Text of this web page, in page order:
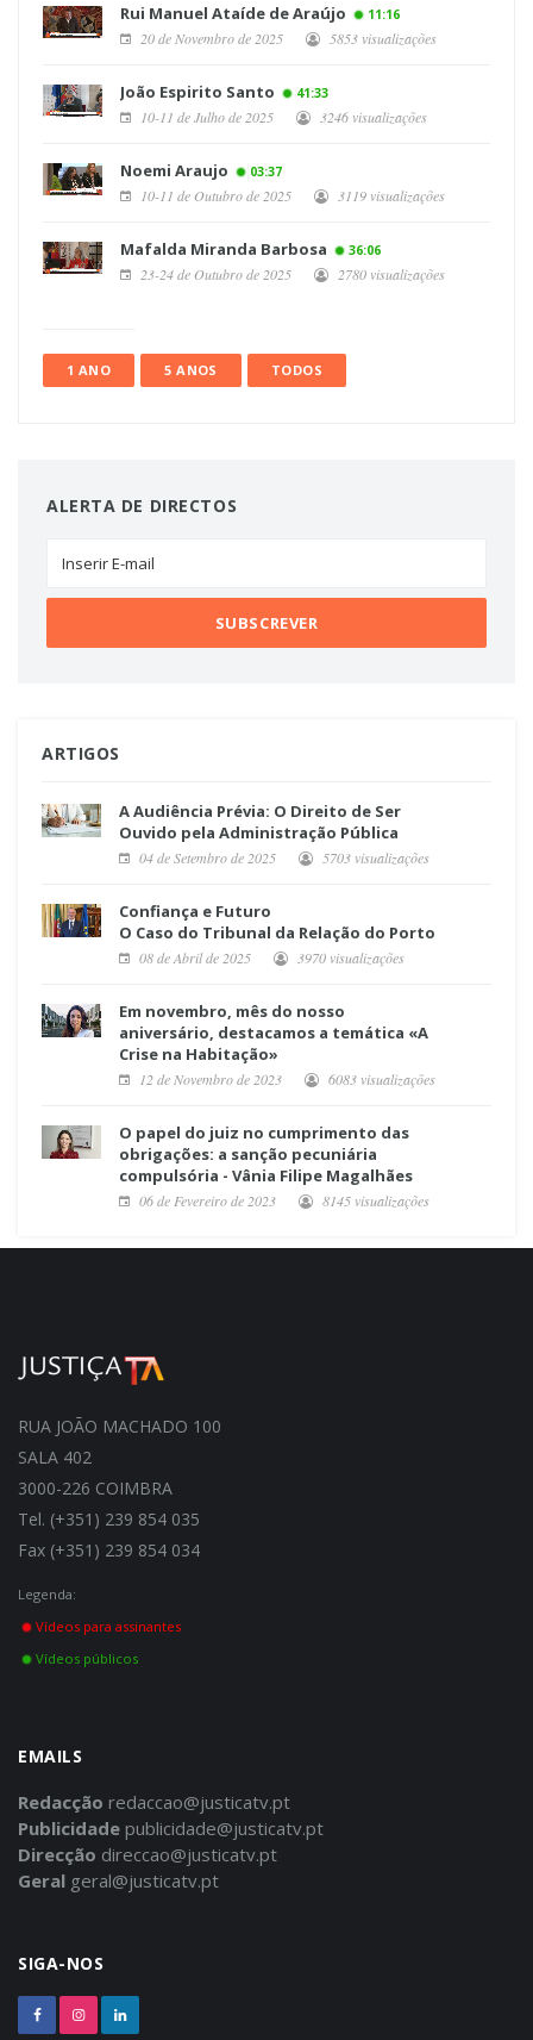
Rui Manuel Ataíde de Araújo 11:16
20 de Novembro de 2025 5853 visualizações
João Espirito Santo 41:33
10-11 de Julho de 2025 3246 visualizações
Noemi Araujo 03:37
10-11 de Outubro de 2025 3119 visualizações
Mafalda Miranda Barbosa 36:06
23-24 de Outubro de 2025 2780 visualizações
1 ANO 5 ANOS TODOS
ALERTA DE DIRECTOS
ARTIGOS
A Audiência Prévia: O Direito de Ser
Ouvido pela Administração Pública
04 de Setembro de 2025 5703 visualizações
Confiança e Futuro
O Caso do Tribunal da Relação do Porto
08 de Abril de 2025 3970 visualizações
Em novembro, mês do nosso
aniversário, destacamos a temática «A
Crise na Habitação»
12 de Novembro de 2023 6083 visualizações
O papel do juiz no cumprimento das
obrigações: a sanção pecuniária
compulsória - Vânia Filipe Magalhães
06 de Fevereiro de 2023 8145 visualizações
RUA JOÃO MACHADO 100
SALA 402
3000-226 COIMBRA
Tel. (+351) 239 854 035
Fax (+351) 239 854 034
Legenda:
Vídeos para assinantes
Vídeos públicos
EMAILS
Redacção redaccao@justicatv.pt
Publicidade publicidade@justicatv.pt
Direcção direccao@justicatv.pt
Geral geral@justicatv.pt
SIGA-NOS